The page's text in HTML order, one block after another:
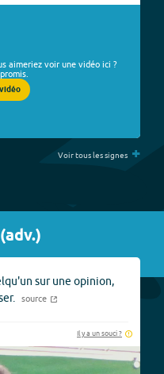
aimeriez voir une vidéo ici ?
Voir tous les signes +
(adv.)
sur une opinion,
source
Il y a un souci ?